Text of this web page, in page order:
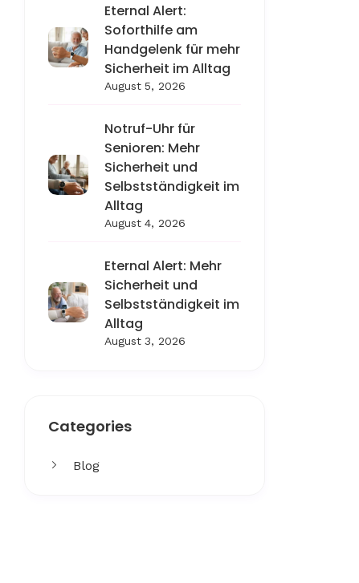
Eternal Alert:
Soforthilfe am
Handgelenk für mehr
Sicherheit im Alltag
August 5, 2026
Notruf-Uhr für
Senioren: Mehr
Sicherheit und
Selbstständigkeit im
Alltag
August 4, 2026
Eternal Alert: Mehr
Sicherheit und
Selbstständigkeit im
Alltag
August 3, 2026
Categories
Blog